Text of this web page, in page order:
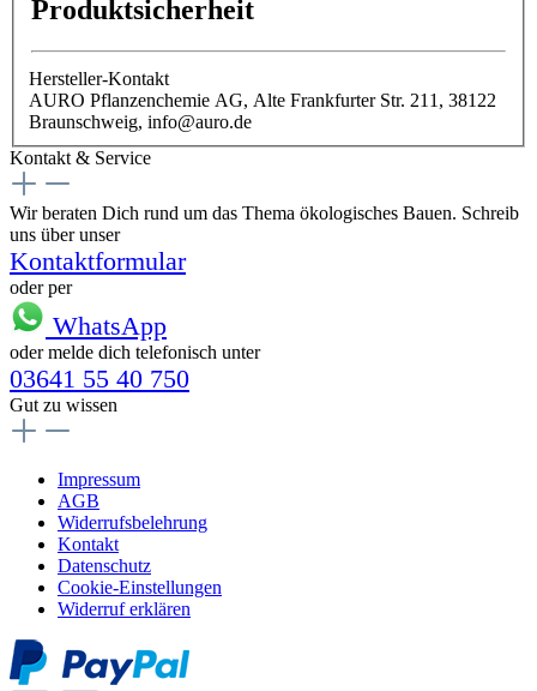
Produktsicherheit
Hersteller-Kontakt
AURO Pflanzenchemie AG, Alte Frankfurter Str. 211, 38122
Braunschweig, info@auro.de
Kontakt & Service
Wir beraten Dich rund um das Thema ökologisches Bauen. Schreib
uns über unser
Kontaktformular
oder per
WhatsApp
oder melde dich telefonisch unter
03641 55 40 750
Gut zu wissen
Impressum
AGB
Widerrufsbelehrung
Kontakt
Datenschutz
Cookie-Einstellungen
Widerruf erklären